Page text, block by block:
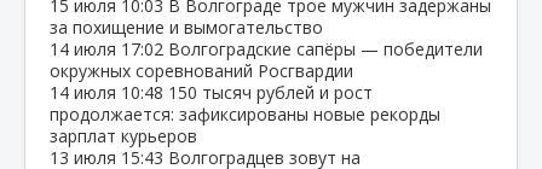
15 июля 10:03 В Волгограде трое мужчин задержаны
за похищение и вымогательство
14 июля 17:02 Волгоградские сапёры — победители
окружных соревнований Росгвардии
14 июля 10:48 150 тысяч рублей и рост
продолжается: зафиксированы новые рекорды
зарплат курьеров
13 июля 15:43 Волгоградцев зовут на